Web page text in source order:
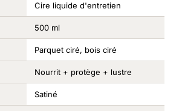
Cire liquide d'entretien
500 ml
Parquet ciré, bois ciré
Nourrit + protège + lustre
Satiné